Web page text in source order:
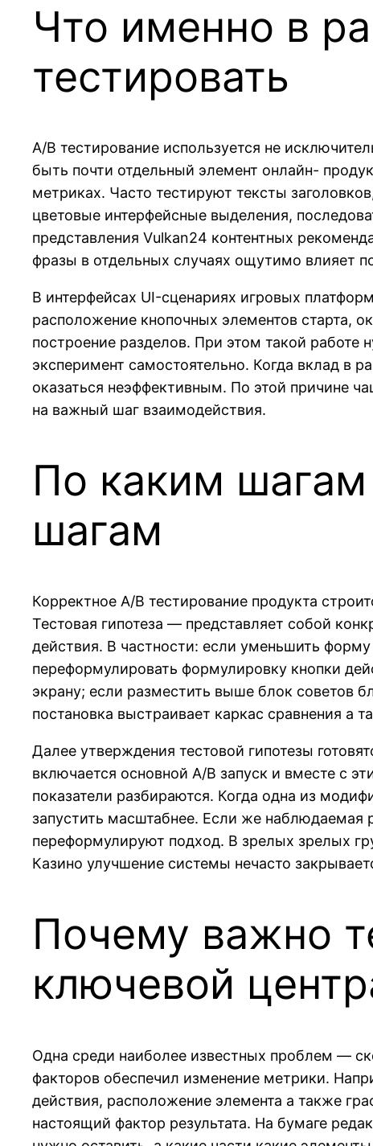
Что именно в
тестировать
A/B тестирование используется не
быть почти отдельный элемент онлайн-
метриках. Часто тестируют тексты
цветовые интерфейсные выделения,
представления Vulkan24 контентных
фразы в отдельных случаях ощутимо влияет
В интерфейсах UI-сценариях игровых
расположение кнопочных элементов старта,
построение разделов. При этом такой работе
эксперимент самостоятельно. Когда вклад в
оказаться неэффективным. По этой причине
на важный шаг взаимодействия.
По каким шагам
шагам
Корректное A/B тестирование продукта
Тестовая гипотеза — представляет собой
действия. В частности: если уменьшить
переформулировать формулировку кнопки
экрану; если разместить выше блок советов
постановка выстраивает каркас сравнения а
Далее утверждения тестовой гипотезы
включается основной A/B запуск и вместе с
показатели разбираются. Когда одна из
запустить масштабнее. Если же наблюдаемая
переформулируют подход. В зрелых зрелых
Казино улучшение системы нечасто
Почему важно
ключевой
Одна среди наиболее известных проблем —
факторов обеспечил изменение метрики.
действия, расположение элемента а также
настоящий фактор результата. На бумаге